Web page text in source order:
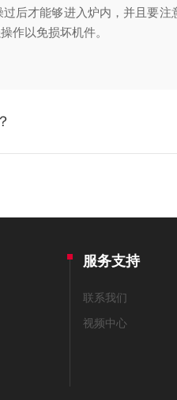
才能够进入炉内，并且要注
作以免损坏机件。
服务支持
联系我们
视频中心